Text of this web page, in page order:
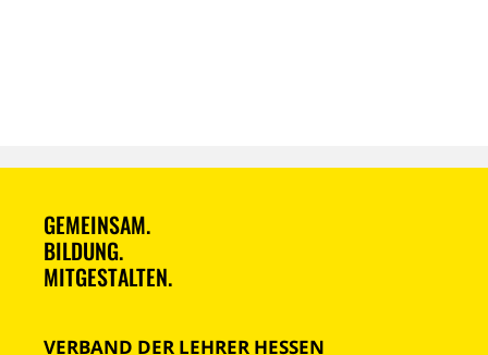
GEMEINSAM.
BILDUNG.
MITGESTALTEN.
VERBAND DER LEHRER HESSEN